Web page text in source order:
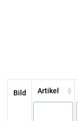
Bild Artikel